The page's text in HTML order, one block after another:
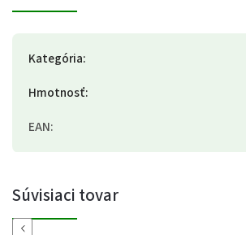
Kategória:
Hmotnosť:
EAN:
Súvisiaci tovar
Previous